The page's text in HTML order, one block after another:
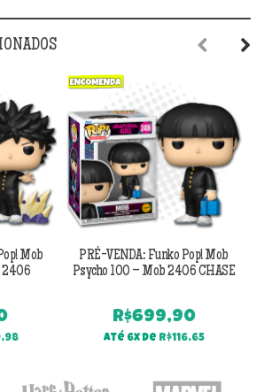
Mob
2406
PRÉ-VENDA: Funko Pop! Mob
Psycho 100 – Mob 2406 CHASE
R$699,90
Até 6x de R$116,65